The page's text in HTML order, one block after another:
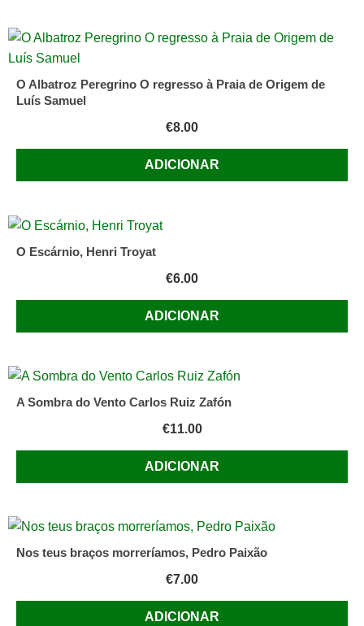
O Albatroz Peregrino O regresso à Praia de Origem de
Luís Samuel
€8.00
ADICIONAR
O Escárnio, Henri Troyat
€6.00
ADICIONAR
A Sombra do Vento Carlos Ruiz Zafón
€11.00
ADICIONAR
Nos teus braços morreríamos, Pedro Paixão
€7.00
ADICIONAR